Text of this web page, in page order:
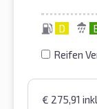
D
Reifen
€ 275,91